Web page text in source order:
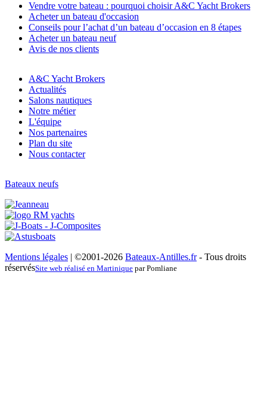
Vendre votre bateau : pourquoi choisir A&C Yacht Brokers
Acheter un bateau d'occasion
Conseils pour l’achat d’un bateau d’occasion en 8 étapes
Acheter un bateau neuf
Avis de nos clients
A&C Yacht Brokers
Actualités
Salons nautiques
Notre métier
L'équipe
Nos partenaires
Plan du site
Nous contacter
Bateaux neufs
Mentions légales | ©2001-2026 Bateaux-Antilles.fr- Tous droits
réservésSite web réalisé en Martinique par Pomliane